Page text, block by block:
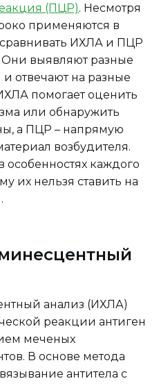
акция (ПЦР). Несмотря
применяются в
ИХЛА и ПЦР
выявляют разные
отвечают на разные
помогает оценить
или обнаружить
а ПЦР – напрямую
возбудителя.
каждого
их нельзя ставить на
анализ (ИХЛА)
реакции антиген
меченых
В основе метода
антитела с